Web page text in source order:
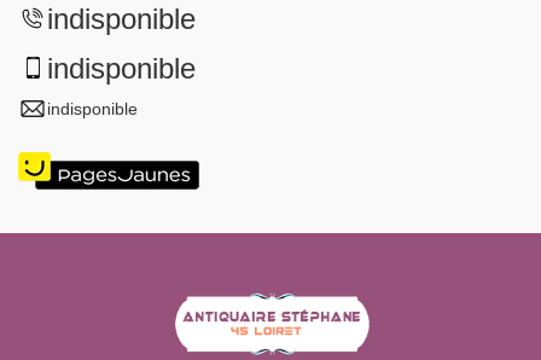
indisponible
indisponible
indisponible